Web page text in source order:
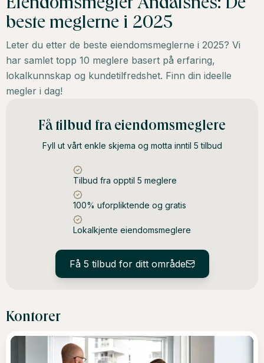
beste meglerne i 2025
Leter du etter de beste eiendomsmeglerne i 2025? Vi
har samlet topp 10 meglere basert på erfaring,
lokalkunnskap og kundetilfredshet. Finn din ideelle
megler i dag!
Få tilbud fra eiendomsmeglere
Fyll ut vårt enkle skjema og motta inntil 5 tilbud
Tilbud fra opptil 5 meglere
100% uforpliktende og gratis
Lokalkjente eiendomsmeglere
Få 5 tilbud for ditt område
Kontorer